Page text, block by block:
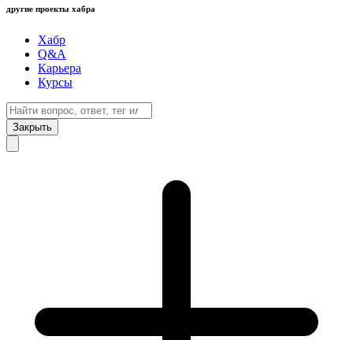
другие проекты хабра
Хабр
Q&A
Карьера
Курсы
Закрыть